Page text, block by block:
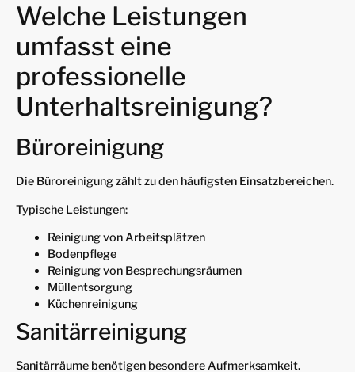
Welche Leistungen
umfasst eine
professionelle
Unterhaltsreinigung?
Büroreinigung
Die Büroreinigung zählt zu den häufigsten Einsatzbereichen.
Typische Leistungen:
Reinigung von Arbeitsplätzen
Bodenpflege
Reinigung von Besprechungsräumen
Müllentsorgung
Küchenreinigung
Sanitärreinigung
Sanitärräume benötigen besondere Aufmerksamkeit.